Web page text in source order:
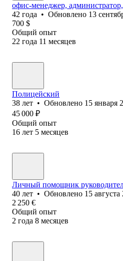
офис-менеджер, администратор,
42 года • Обновлено 13
700 $
Общий опыт
22 года 11 месяцев
Полицейский
38 лет • Обновлено 15 января
45 000 ₽
Общий опыт
16 лет 5 месяцев
Личный помощник
40 лет • Обновлено 15 августа
2 250 €
Общий опыт
2 года 8 месяцев